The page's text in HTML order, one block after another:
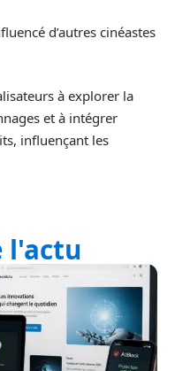
d’autres cinéastes
à explorer la
et à intégrer
influençant les
l'actu